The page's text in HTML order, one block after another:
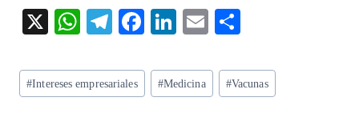
X
W
ts
A
T
eg
ra
F
eb
o
Li
ke
dI
E
ai
l
re
Etiquetas
de
#Intereses empresariales #Medicina #Vacunas